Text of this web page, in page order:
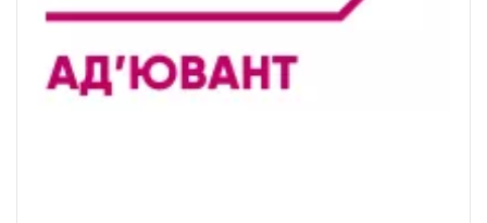
Тернопільська обл., с. Великі Гаї, вул. Підлісна, 27
serviceagrozahid@gmail.com